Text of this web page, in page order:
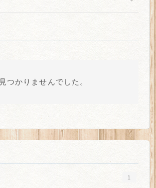
見つかりませんでした。
1